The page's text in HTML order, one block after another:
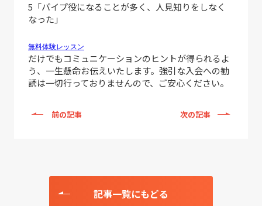
5「パイプ役になることが多く、人見知りをしなく
なった」
無料体験レッスン
だけでもコミュニケーションのヒントが得られるよ
う、一生懸命お伝えいたします。強引な入会への勧
誘は一切行っておりませんので、ご安心ください。
前の記事 次の記事
記事一覧にもどる